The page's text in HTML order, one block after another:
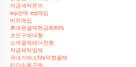
자금세탁문의
xrp판매 xrp매입
비트매입
휴대폰결제현금화85%
코인구매대행
소액결제테더전환
자금세탁업체
국내거래소fds막혔을때
이더리움구매